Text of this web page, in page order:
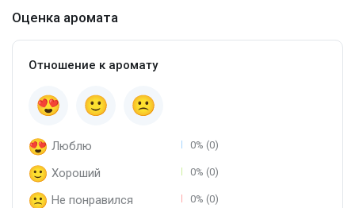
Оценка аромата
Отношение к аромату
Люблю 0% (0)
Хороший 0% (0)
Не понравился 0% (0)